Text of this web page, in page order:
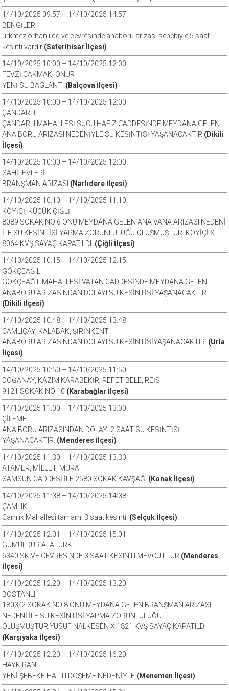
14/10/2025 09:57 – 14/10/2025 14:57
BENGİLER
ürkmez orhanlı cd ve cevresınde anaboru arızası sebebıyle 5 saat
kesıntı vardır (Seferihisar İlçesi)
14/10/2025 10:00 – 14/10/2025 12:00
FEVZİ ÇAKMAK, ONUR
YENİ SU BAGLANTI (Balçova İlçesi)
14/10/2025 10:00 – 14/10/2025 12:00
ÇANDARLI
ÇANDARLI MAHALLESİ SUCU HAFIZ CADDESİNDE MEYDANA GELEN
ANA BORU ARIZASI NEDENİYLE SU KESİNTİSİ YAŞANACAKTIR (Dikili
İlçesi)
14/10/2025 10:00 – 14/10/2025 12:00
SAHİLEVLERİ
BRANŞMAN ARIZASI (Narlıdere İlçesi)
14/10/2025 10:10 – 14/10/2025 11:10
KÖYİÇİ, KÜÇÜK ÇİĞLİ
8089 SOKAK NO:6 ÖNÜ MEYDANA GELEN ANA VANA ARIZASI NEDENİ
İLE SU KESİNTİSİ YAPMA ZORUNLULUĞU OLUŞMUŞTUR. KÖYİÇİ X
8064 KVŞ SAYAÇ KAPATILDI. (Çiğli İlçesi)
14/10/2025 10:15 – 14/10/2025 12:15
GÖKÇEAĞIL
GÖKÇEAĞIL MAHALLESİ VATAN CADDESİNDE MEYDANA GELEN
ANABORU ARIZASINDAN DOLAYI SU KESİNTİSİ YAŞANACAKTIR.
(Dikili İlçesi)
14/10/2025 10:48 – 14/10/2025 13:48
ÇAMLIÇAY, KALABAK, ŞİRİNKENT
ANABORU ARIZASINDAN DOLAYI SU KESİNTİSİYAŞANACAKTIR. (Urla
İlçesi)
14/10/2025 10:50 – 14/10/2025 11:50
DOĞANAY, KAZIM KARABEKİR, REFET BELE, REİS
9121 SOKAK NO:10 (Karabağlar İlçesi)
14/10/2025 11:00 – 14/10/2025 13:00
ÇİLEME
ANA BORU ARIZASINDAN DOLAYI 2 SAAT SU KESİNTİSİ
YAŞANACAKTIR. (Menderes İlçesi)
14/10/2025 11:30 – 14/10/2025 13:30
ATAMER, MİLLET, MURAT
SAMSUN CADDESİ İLE 2580 SOKAK KAVŞAĞI (Konak İlçesi)
14/10/2025 11:38 – 14/10/2025 14:38
ÇAMLIK
Çamlık Mahallesi tamamı 3 saat kesinti. (Selçuk İlçesi)
14/10/2025 12:01 – 14/10/2025 15:01
GÜMÜLDÜR ATATÜRK
6340 SK VE CEVRESINDE 3 SAAT KESINTI MEVCUTTUR (Menderes
İlçesi)
14/10/2025 12:20 – 14/10/2025 13:20
BOSTANLI
1803/2 SOKAK NO:8 ÖNÜ MEYDANA GELEN BRANŞMAN ARIZASI
NEDENİ İLE SU KESİNTİSİ YAPMA ZORUNLULUĞU
OLUŞMUŞTUR.YUSUF NALKESEN X 1821 KVŞ SAYAÇ KAPATILDI.
(Karşıyaka İlçesi)
14/10/2025 12:20 – 14/10/2025 16:20
HAYKIRAN
YENİ ŞEBEKE HATTI DÖŞEME NEDENİYLE (Menemen İlçesi)